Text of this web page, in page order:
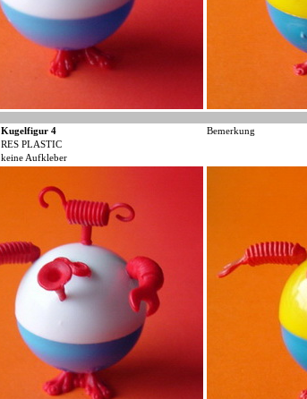
Kugelfigur 4
Bemerkung
RES PLASTIC
keine Aufkleber